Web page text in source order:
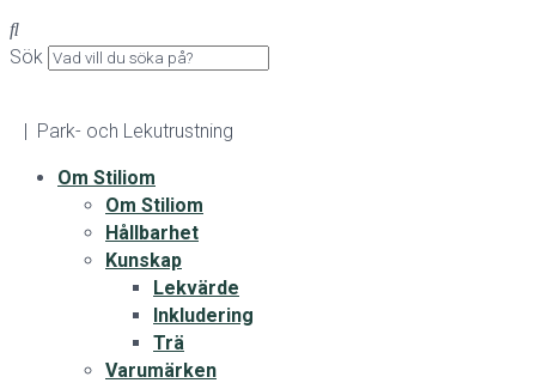
Sök
| Park- och Lekutrustning
Om Stiliom
Om Stiliom
Hållbarhet
Kunskap
Lekvärde
Inkludering
Trä
Varumärken